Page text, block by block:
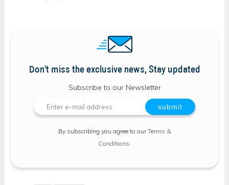
Don't miss the exclusive news, Stay updated
Subscribe to our Newsletter
By subscribing you agree to ourTerms &
Conditions